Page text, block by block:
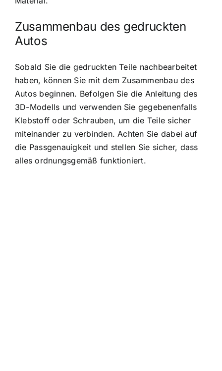
Zusammenbau des gedruckten
Autos
Sobald Sie die gedruckten Teile nachbearbeitet
haben, können Sie mit dem Zusammenbau des
Autos beginnen. Befolgen Sie die Anleitung des
3D-Modells und verwenden Sie gegebenenfalls
Klebstoff oder Schrauben, um die Teile sicher
miteinander zu verbinden. Achten Sie dabei auf
die Passgenauigkeit und stellen Sie sicher, dass
alles ordnungsgemäß funktioniert.